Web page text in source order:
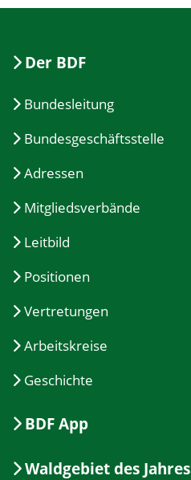
Der BDF
Bundesleitung
Bundesgeschäftsstelle
Adressen
Mitgliedsverbände
Leitbild
Positionen
Vertretungen
Arbeitskreise
Geschichte
BDF App
Waldgebiet des Jahres